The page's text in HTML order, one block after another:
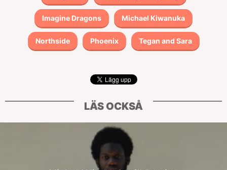
Imagine Dragons Michael Kiwanuka
Northside Phoenix Tegan and Sara
LÄS OCKSÅ